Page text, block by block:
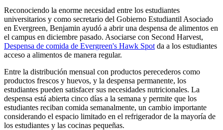
Reconociendo la enorme necesidad entre los estudiantes
universitarios y como secretario del Gobierno Estudiantil Asociado
en Evergreen, Benjamin ayudó a abrir una despensa de alimentos en
el campus en diciembre pasado. Asociarse con Second Harvest,
Despensa de comida de Evergreen's Hawk Spot da a los estudiantes
acceso a alimentos de manera regular.
Entre la distribución mensual con productos perecederos como
productos frescos y huevos, y la despensa permanente, los
estudiantes pueden satisfacer sus necesidades nutricionales. La
despensa está abierta cinco días a la semana y permite que los
estudiantes reciban comida semanalmente, un cambio importante
considerando el espacio limitado en el refrigerador de la mayoría de
los estudiantes y las cocinas pequeñas.